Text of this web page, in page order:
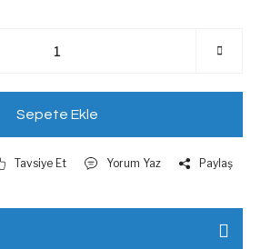
Sepete Ekle
Tavsiye Et Yorum Yaz Paylaş